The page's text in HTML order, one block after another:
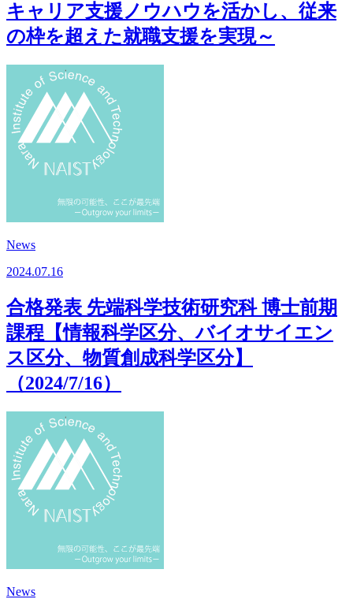
キャリア支援ノウハウを活かし、従来
の枠を超えた就職支援を実現～
News
2024.07.16
合格発表 先端科学技術研究科 博士前期
課程【情報科学区分、バイオサイエン
ス区分、物質創成科学区分】
（2024/7/16）
News